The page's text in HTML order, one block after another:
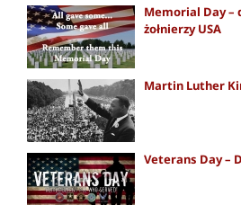
Memorial Day –
żołnierzy USA
Martin Luther
Veterans Day –